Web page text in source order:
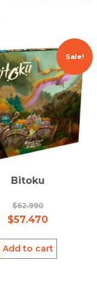
Sale!
Bitoku
$62.990
$57.470
Add to cart